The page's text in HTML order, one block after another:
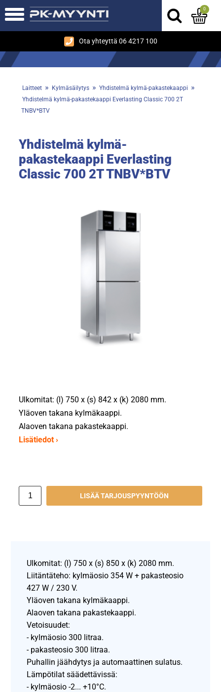
Ota yhteyttä 06 4217 100
0
Laitteet » Kylmäsäilytys » Yhdistelmä kylmä-pakastekaappi »
Yhdistelmä kylmä-pakastekaappi Everlasting Classic 700 2T
TNBV*BTV
Yhdistelmä kylmä-
pakastekaappi Everlasting
Classic 700 2T TNBV*BTV
Ulkomitat: (l) 750 x (s) 842 x (k) 2080 mm.
Yläoven takana kylmäkaappi.
Alaoven takana pakastekaappi.
Lisätiedot ›
LISÄÄ TARJOUSPYYNTÖÖN
Ulkomitat: (l) 750 x (s) 850 x (k) 2080 mm.
Liitäntäteho: kylmäosio 354 W + pakasteosio
427 W / 230 V.
Yläoven takana kylmäkaappi.
Alaoven takana pakastekaappi.
Vetoisuudet:
- kylmäosio 300 litraa.
- pakasteosio 300 litraa.
Puhallin jäähdytys ja automaattinen sulatus.
Lämpötilat säädettävissä:
- kylmäosio -2... +10°C.